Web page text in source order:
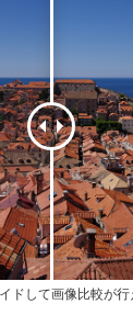
ドして画像比較が行